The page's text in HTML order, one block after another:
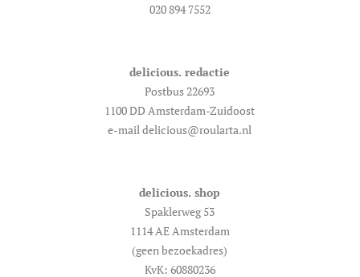
020 894 7552
delicious. redactie
Postbus 22693
1100 DD Amsterdam-Zuidoost
e-mail delicious@roularta.nl
delicious. shop
Spaklerweg 53
1114 AE Amsterdam
(geen bezoekadres)
KvK: 60880236